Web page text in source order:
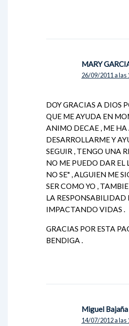
MARY
26/09/2011 a las
DOY GRACIAS A DIOS
QUE ME AYUDA EN
ANIMO DECAE , ME
DESARROLLARME Y
SEGUIR , TENGO UNA
NO ME PUEDO DAR EL
NO SE" , ALGUIEN ME
SER COMO YO ,
LA RESPONSABILIDAD
IMPACTANDO VIDAS .
GRACIAS POR ESTA
BENDIGA .
Miguel
14/07/2012 a las